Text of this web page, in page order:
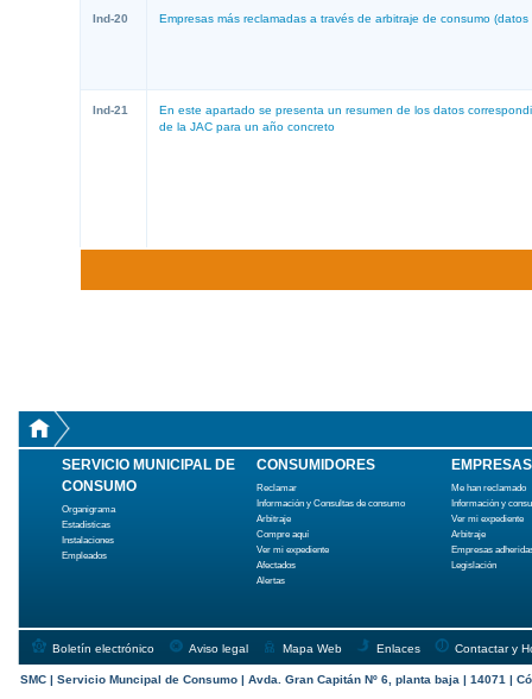
Ind-20 Empresas más reclamadas a través de arbitraje de consumo (datos
Ind-21
En este apartado se presenta un resumen de los datos
de la JAC para un año concreto
SERVICIO MUNICIPAL DE
CONSUMO
Organigrama
Estadísticas
Instalaciones
Empleados
CONSUMIDORES
Reclamar
Información y Consultas de consumo
Arbitraje
Compre aquí
Ver mi expediente
Afectados
Alertas
EMPRESAS
Me han reclamado
Información y
Ver mi expediente
Arbitraje
Empresas
Legislación
Boletín electrónico Aviso legal Mapa Web Enlaces Contactar y
SMC | Servicio Muncipal de Consumo | Avda. Gran Capitán Nº 6, planta baja | 14071 |